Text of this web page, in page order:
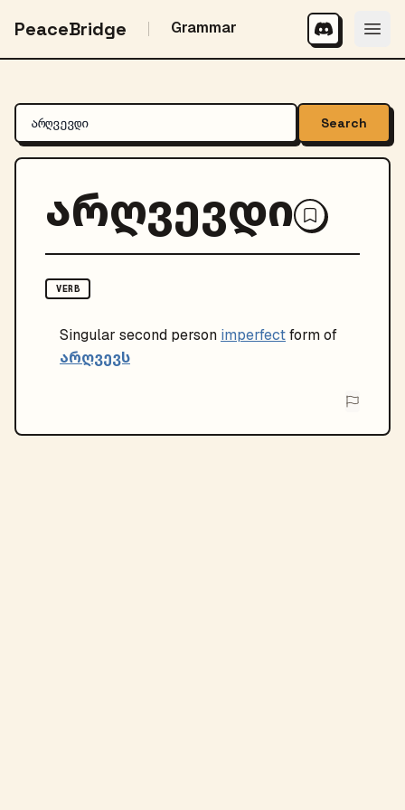
PeaceBridge Grammar
Search
არღვევდი
VERB
Singular second person imperfectform of
არღვევს